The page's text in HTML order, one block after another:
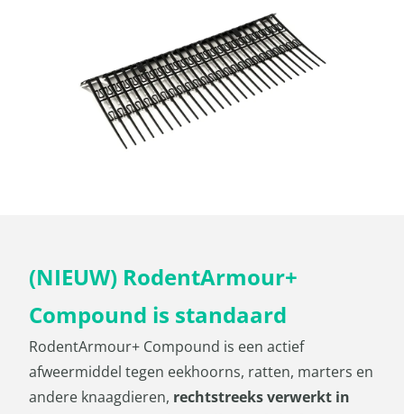
(NIEUW) RodentArmour+
Compound is standaard
RodentArmour+ Compound is een actief
afweermiddel tegen eekhoorns, ratten, marters en
andere knaagdieren, rechtstreeks verwerkt in